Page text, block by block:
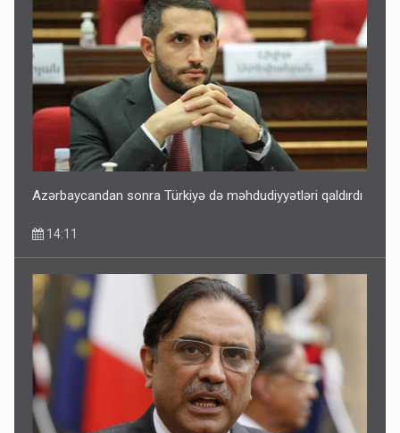
Azərbaycandan sonra Türkiyə də məhdudiyyətləri qaldırdı
14:11